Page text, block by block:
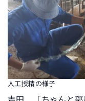
人工授精の様子